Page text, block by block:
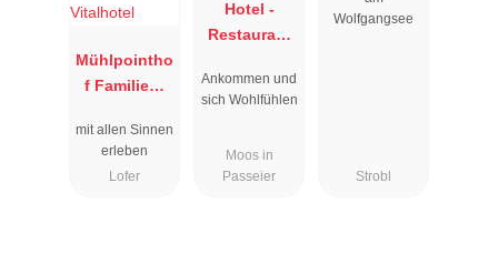
Mühlpointho
f Familien-
mit allen Sinnen
erleben
Lofer
Hotel -
Restaurant
Ankommen und
sich Wohlfühlen
Moos in
Passeier
Wolfgangsee
Strobl